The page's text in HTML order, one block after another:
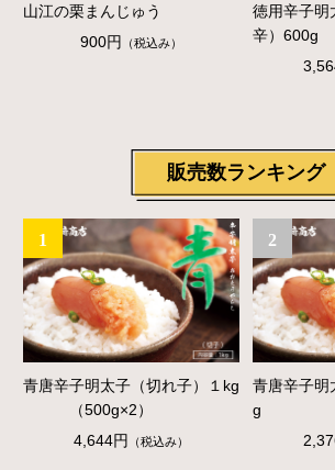
山江の栗まんじゅう
900円
（税込み）
徳用辛子明
辛）600g
販売数ランキング
1
青唐辛子明太子（切れ子）１kg
（500g×2）
4,644円
（税込み）
2
青唐辛子明
g